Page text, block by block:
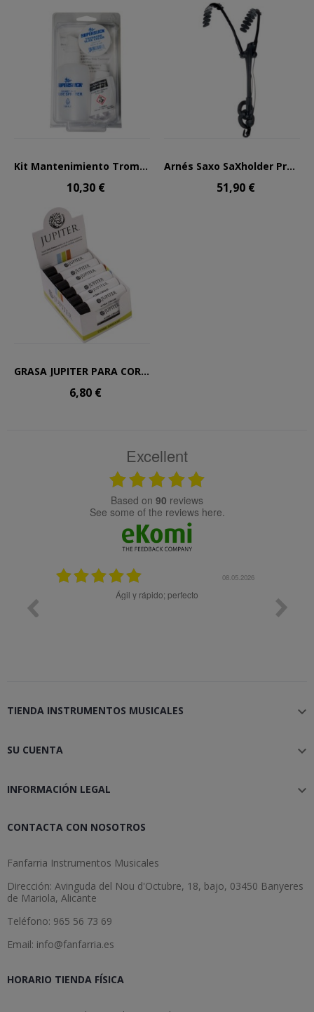
Kit Mantenimiento Trombón...
10,30 €
Arnés Saxo SaXholder Pro...
51,90 €
GRASA JUPITER PARA CORCHOS...
6,80 €
Excellent
based on 90 reviews
see some of the reviews here.
08.05.2026
TIENDA INSTRUMENTOS MUSICALES 
SU CUENTA 
INFORMACIÓN LEGAL 
CONTACTA CON NOSOTROS
Fanfarria Instrumentos Musicales
Dirección: Avinguda del Nou d'Octubre, 18, bajo, 03450 Banyeres
de Mariola, Alicante
Teléfono: 965 56 73 69
Email: info@fanfarria.es
HORARIO TIENDA FÍSICA